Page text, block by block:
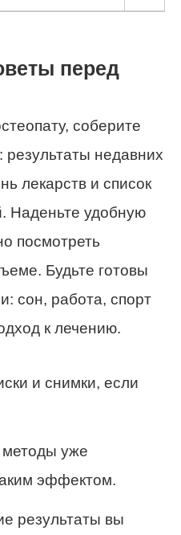
перед
соберите
недавних
лекарств и список
Наденьте удобную
посмотреть
Будьте готовы
сон, работа, спорт
к лечению.
и снимки, если
уже
эффектом.
результаты вы